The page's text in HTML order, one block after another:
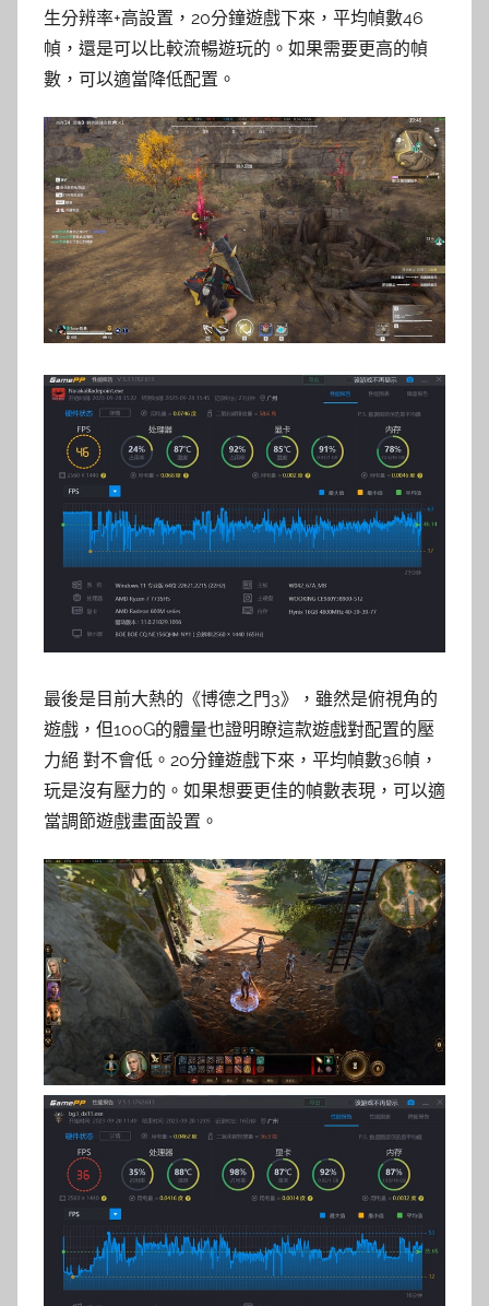
生分辨率+高設置，20分鐘遊戲下來，平均幀數46
幀，還是可以比較流暢遊玩的。如果需要更高的幀
數，可以適當降低配置。
最後是目前大熱的《博德之門3》，雖然是俯視角的
遊戲，但100G的體量也證明瞭這款遊戲對配置的壓
力絕 對不會低。20分鐘遊戲下來，平均幀數36幀，
玩是沒有壓力的。如果想要更佳的幀數表現，可以適
當調節遊戲畫面設置。